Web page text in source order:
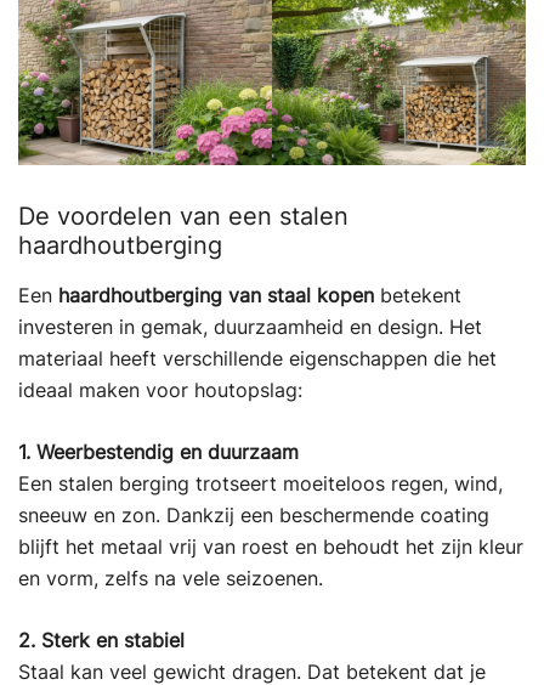
De voordelen van een stalen
haardhoutberging
Een haardhoutberging van staal kopen betekent
investeren in gemak, duurzaamheid en design. Het
materiaal heeft verschillende eigenschappen die het
ideaal maken voor houtopslag:
1. Weerbestendig en duurzaam
Een stalen berging trotseert moeiteloos regen, wind,
sneeuw en zon. Dankzij een beschermende coating
blijft het metaal vrij van roest en behoudt het zijn kleur
en vorm, zelfs na vele seizoenen.
2. Sterk en stabiel
Staal kan veel gewicht dragen. Dat betekent dat je